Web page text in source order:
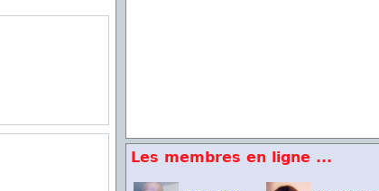
Les membres en ligne ...